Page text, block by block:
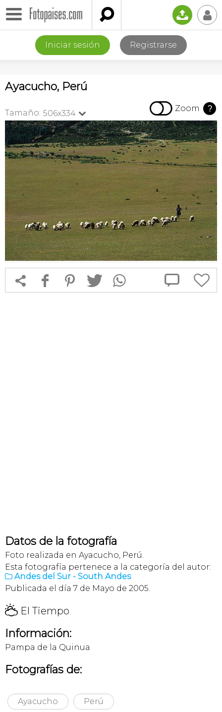
 📤 👤
Iniciar sesión Registrarse
Ayacucho, Perú
Tamaño: 506x334   Zoom ?
 f 1 T  
Datos de la fotografía
Foto realizada en Ayacucho, Perú.
Esta fotografía pertenece a la categoría del autor:
 Andes del Sur - South Andes
Publicada el día 7 de Mayo de 2005.
H El Tiempo
Información:
Pampa de la Quinua
Fotografías de:
Ayacucho Perú